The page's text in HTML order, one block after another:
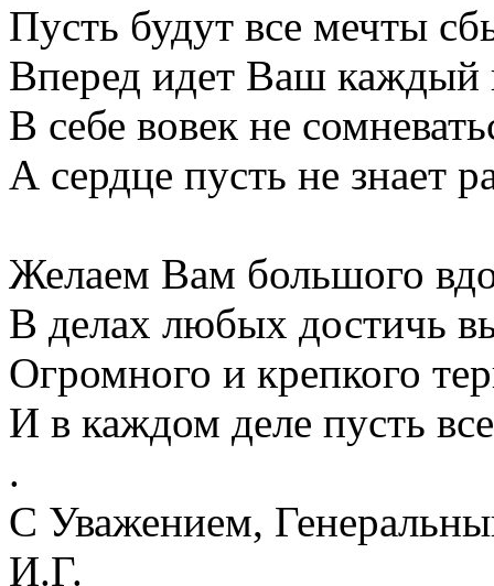
Пусть будут все мечты
Вперед идет Ваш каждый
В себе вовек не
А сердце пусть не знает
Желаем Вам большого
В делах любых достичь
Огромного и крепкого
И в каждом деле пусть
.
С Уважением,
И.Г.